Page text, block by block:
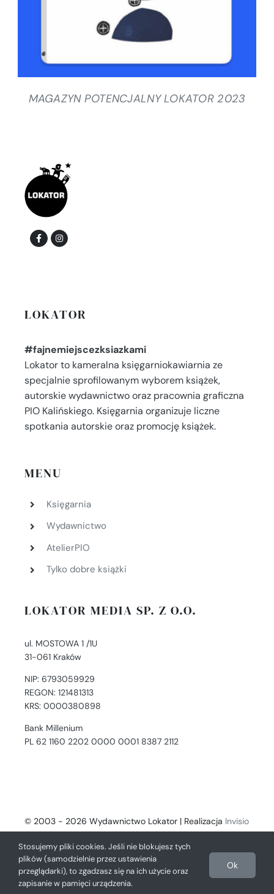
MAGAZYN POTENCJALNY LOKATOR 2023
LOKATOR
#fajnemiejscezksiazkami
Lokator to kameralna księgarniokawiarnia ze
specjalnie sprofilowanym wyborem książek,
autorskie wydawnictwo oraz pracownia graficzna
PIO Kalińskiego. Księgarnia organizuje liczne
spotkania autorskie oraz promocję książek.
MENU
Księgarnia
Wydawnictwo
AtelierPIO
Tylko dobre książki
LOKATOR MEDIA SP. Z O.O.
ul. MOSTOWA 1 /1U
31-061 Kraków
NIP: 6793059929
REGON: 121481313
KRS: 0000380898
Bank Millenium
PL 62 1160 2202 0000 0001 8387 2112
© 2003 - 2026 Wydawnictwo Lokator | Realizacja Invisio
- Digital Solutions
Stosujemy pliki cookies. Jeśli nie blokujesz tych
plików (samodzielnie przez ustawienia
przeglądarki), to zgadzasz się na ich użycie oraz
zapisanie w pamięci urządzenia.
Ok